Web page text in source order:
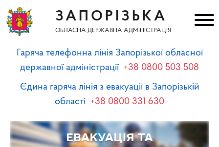
ЗАПОРІЗЬКА
ОБЛАСНА ДЕРЖАВНА АДМІНІСТРАЦІЯ
Гаряча телефонна лінія Запорізької обласної
державної адміністрації +38 0800 503 508
Єдина гаряча лінія з евакуації в Запорізькій
області +38 0800 331 630